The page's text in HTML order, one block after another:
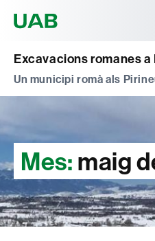
Excavacions romanes
Un municipi romà als
Mes: maig